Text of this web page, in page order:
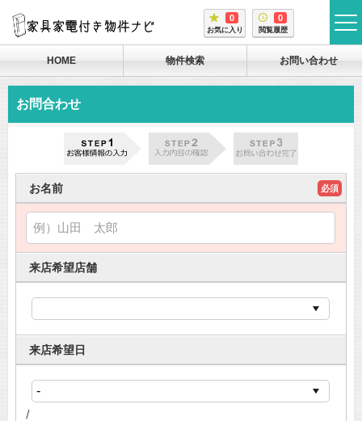
0
お気に入り
0
閲覧履歴
HOME 物件検索 お問い合わせ
お問合わせ
お名前 必須
来店希望店舗
来店希望日
/